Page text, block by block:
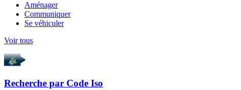
Aménager
Communiquer
Se véhiculer
Voir tous
Recherche par Code Iso